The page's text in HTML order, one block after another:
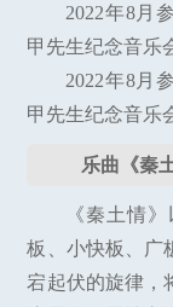
2022年8月
甲先生纪念音乐
2022年8月
甲先生纪念音乐
乐曲《秦
《秦土情
板、小快板、广
宕起伏的旋律，